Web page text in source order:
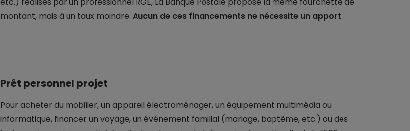
montant, mais à un taux moindre. Aucun de ces financements ne nécessite un apport.
Prêt personnel projet
Pour acheter du mobilier, un appareil électroménager, un équipement multimédia ou
informatique, financer un voyage, un événement familial (mariage, baptême, etc.) ou des